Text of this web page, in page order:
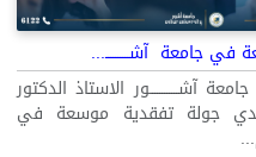
جامعة آشــــــــــ...
آشــــــــــــور الاستاذ الدكتور
جولة تفقدية موسعة في